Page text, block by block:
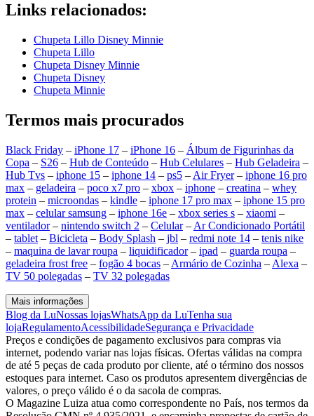
Links relacionados:
Chupeta Lillo Disney Minnie
Chupeta Lillo
Chupeta Disney Minnie
Chupeta Disney
Chupeta Minnie
Termos mais procurados
Black Friday – iPhone 17 – iPhone 16 – Álbum de Figurinhas da
Copa – S26 – Hub de Conteúdo – Hub Celulares – Hub Geladeira –
Hub Tvs – iphone 15 – iphone 14 – ps5 – Air Fryer– iphone 16 pro
max – geladeira – poco x7 pro – xbox – iphone – creatina – whey
protein – microondas – kindle – iphone 17 pro max – iphone 15 pro
max – celular samsung – iphone 16e – xbox series s – xiaomi –
ventilador– nintendo switch 2 – Celular– Ar Condicionado Portátil
– tablet – Bicicleta – Body Splash – jbl – redmi note 14 – tenis nike
– maquina de lavar roupa – liquidificador– ipad – guarda roupa –
geladeira frost free – fogão 4 bocas – Armário de Cozinha – Alexa –
TV 50 polegadas – TV 32 polegadas
Mais informações
Blog da LuNossas lojasWhatsApp da LuTenha sua
lojaRegulamentoAcessibilidadeSegurança e Privacidade
Preços e condições de pagamento exclusivos para compras via
internet, podendo variar nas lojas físicas. Ofertas válidas na compra
de até 5 peças de cada produto por cliente, até o término dos nossos
estoques para internet. Caso os produtos apresentem divergências de
valores, o preço válido é o da sacola de compras.
O Magazine Luiza atua como correspondente no País, nos termos da